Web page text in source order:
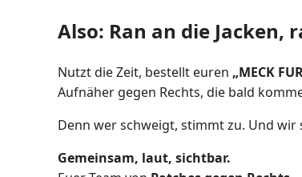
Also: Ran an die Jacken,
Nutzt die Zeit, bestellt euren „MECK
Aufnäher gegen Rechts, die bald
Denn wer schweigt, stimmt zu. Und wir
Gemeinsam, laut, sichtbar.